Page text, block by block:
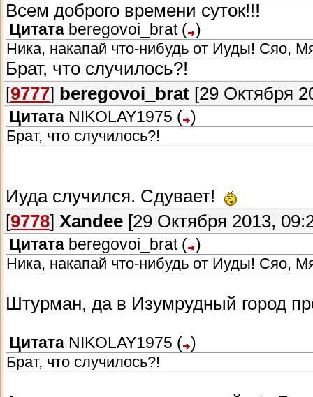
Всем доброго времени суток!!!
Цитата beregovoi_brat( )
Ника, накапай что-нибудь от Иуды! Сяо,
Брат, что случилось?!
[9777] beregovoi_brat [29 Октября
Цитата NIKOLAY1975 ( )
Брат, что случилось?!
Иуда случился. Сдувает!
[9778] Xandee [29 Октября 2013,
Цитата beregovoi_brat( )
Ника, накапай что-нибудь от Иуды! Сяо,
Штурман, да в Изумрудный город
Цитата NIKOLAY1975 ( )
Брат, что случилось?!